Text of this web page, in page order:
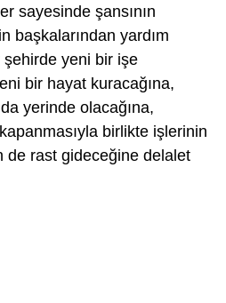
sayesinde şansının
başkalarından yardım
yeni bir işe
bir hayat kuracağına,
yerinde olacağına,
birlikte işlerinin
de rast gideceğine delalet